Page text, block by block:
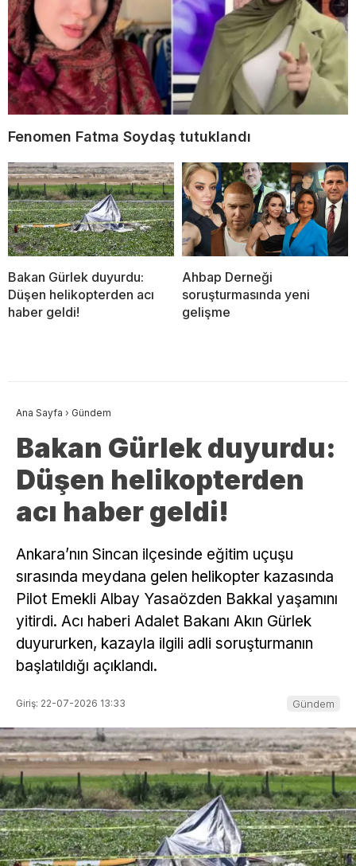
Fenomen Fatma Soydaş tutuklandı
Bakan Gürlek duyurdu:
Düşen helikopterden acı
haber geldi!
Ahbap Derneği
soruşturmasında yeni
gelişme
Ana Sayfa › Gündem
Bakan Gürlek duyurdu:
Düşen helikopterden
acı haber geldi!
Ankara’nın Sincan ilçesinde eğitim uçuşu
sırasında meydana gelen helikopter kazasında
Pilot Emekli Albay Yasaözden Bakkal yaşamını
yitirdi. Acı haberi Adalet Bakanı Akın Gürlek
duyururken, kazayla ilgili adli soruşturmanın
başlatıldığı açıklandı.
Giriş: 22-07-2026 13:33 Gündem